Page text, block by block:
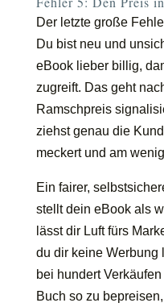
Der letzte große
Du bist neu und
eBook lieber billig,
zugreift. Das geht
Ramschpreis
ziehst genau die
meckert und am
Ein fairer,
stellt dein eBook als
lässt dir Luft fürs
du dir keine Werbung
bei hundert
Buch so zu